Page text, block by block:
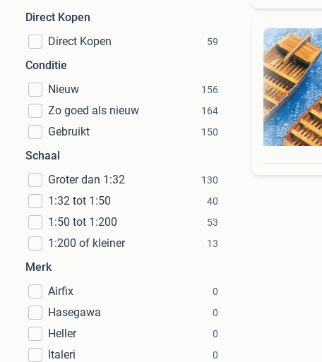
Direct Kopen
Direct Kopen
59
Conditie
Nieuw
156
Zo goed als nieuw 164
Gebruikt 150
Schaal
Groter dan 1:32
130
1:32 tot 1:50 40
1:50 tot 1:200 53
1:200 of kleiner 13
Merk
Airfix
0
Hasegawa 0
Heller 0
Italeri 0